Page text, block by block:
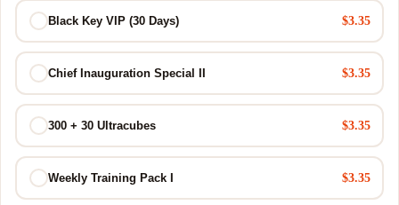
Black Key VIP (30 Days) $3.35
Chief Inauguration Special II $3.35
300 + 30 Ultracubes $3.35
Weekly Training Pack I $3.35